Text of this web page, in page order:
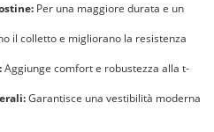
Per una maggiore durata e un
il colletto e migliorano la resistenza
Aggiunge comfort e robustezza alla t-
Garantisce una vestibilità moderna